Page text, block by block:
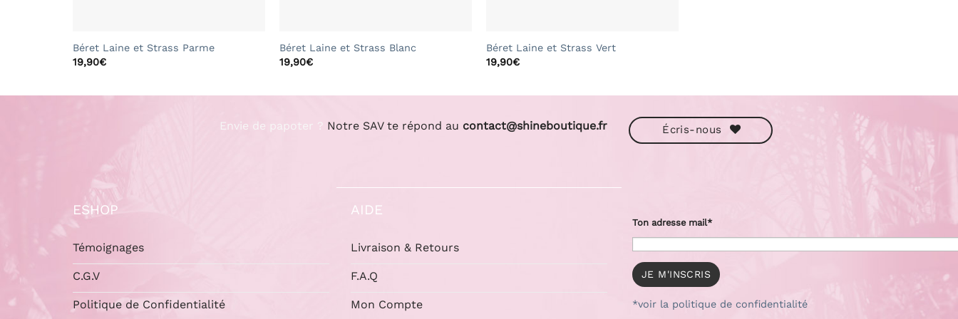
Béret Laine et Strass Parme
19,90€
Béret Laine et Strass Blanc
19,90€
Béret Laine et Strass Vert
19,90€
Envie de papoter ? Notre SAV te répond au contact@shineboutique.fr Écris-nous
ESHOP
Témoignages
C.G.V
Politique de Confidentialité
AIDE
Livraison & Retours
F.A.Q
Mon Compte
Ton adresse mail*
*voir la politique de confidentialité